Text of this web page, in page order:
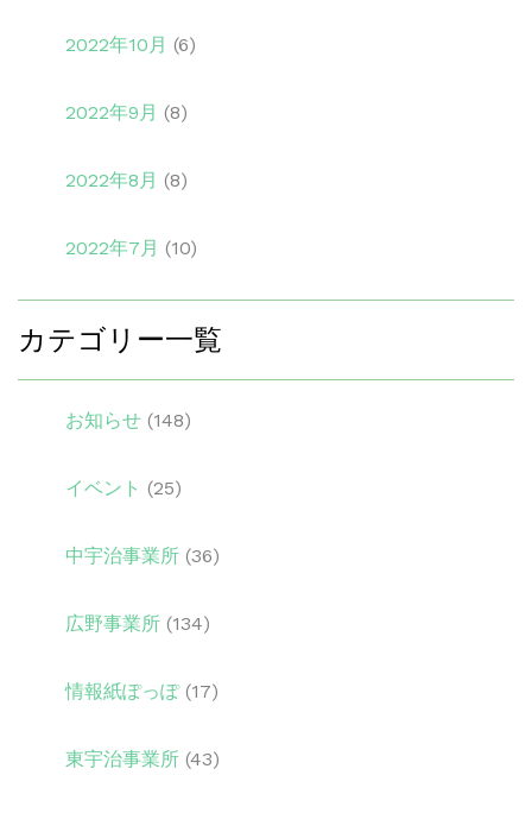
2022年10月 (6)
2022年9月 (8)
2022年8月 (8)
2022年7月 (10)
カテゴリー一覧
お知らせ (148)
イベント (25)
中宇治事業所 (36)
広野事業所 (134)
情報紙ぽっぽ(17)
東宇治事業所 (43)